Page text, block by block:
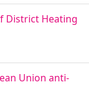
District Heating
Union anti-